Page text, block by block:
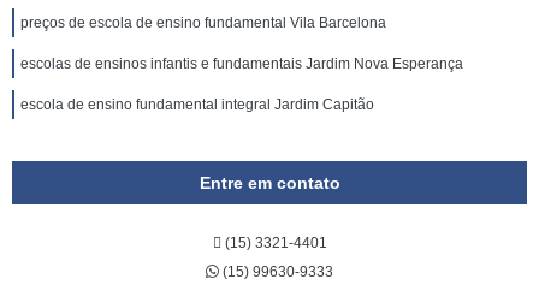
preços de escola de ensino fundamental Vila Barcelona
escolas de ensinos infantis e fundamentais Jardim Nova Esperança
escola de ensino fundamental integral Jardim Capitão
Entre em contato
(15) 3321-4401
(15) 99630-9333